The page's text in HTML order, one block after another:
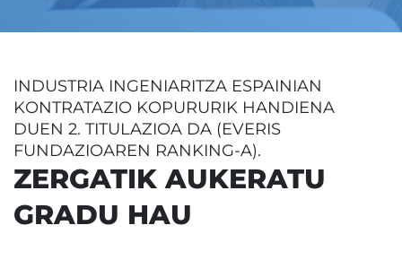
INDUSTRIA INGENIARITZA ESPAINIAN
KONTRATAZIO KOPURURIK HANDIENA
DUEN 2. TITULAZIOA DA (EVERIS
FUNDAZIOAREN RANKING-A).
ZERGATIK AUKERATU
GRADU HAU